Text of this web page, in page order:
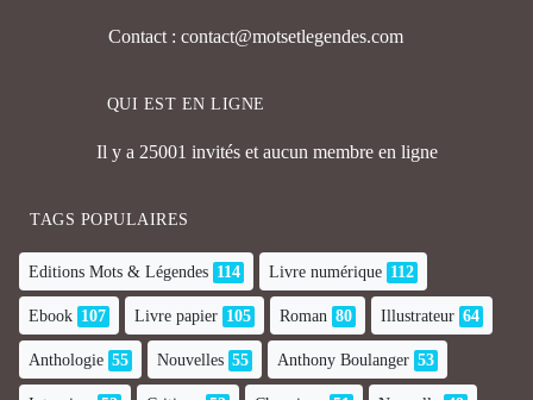
Contact : contact@motsetlegendes.com
QUI EST EN LIGNE
Il y a 25001 invités et aucun membre en ligne
TAGS POPULAIRES
Editions Mots & Légendes 114 Livre numérique 112
Ebook 107 Livre papier 105 Roman 80 Illustrateur 64
Anthologie 55 Nouvelles 55 Anthony Boulanger 53